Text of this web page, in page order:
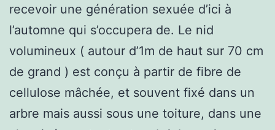
recevoir une génération sexuée d’ici à
l’automne qui s’occupera de. Le nid
volumineux ( autour d’1m de haut sur 70 cm
de grand ) est conçu à partir de fibre de
cellulose mâchée, et souvent fixé dans un
arbre mais aussi sous une toiture, dans une